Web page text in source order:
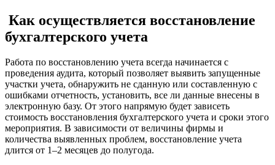
Как осуществляется восстановление
бухгалтерского учета
Работа по восстановлению учета всегда начинается с
проведения аудита, который позволяет выявить запущенные
участки учета, обнаружить не сданную или составленную с
ошибками отчетность, установить, все ли данные внесены в
электронную базу. От этого напрямую будет зависеть
стоимость восстановления бухгалтерского учета и сроки этого
мероприятия. В зависимости от величины фирмы и
количества выявленных проблем, восстановление учета
длится от 1–2 месяцев до полугода.